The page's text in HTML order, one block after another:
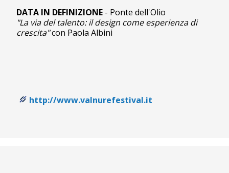
DATA IN DEFINIZIONE - Ponte dell'Olio
"La via del talento: il design come esperienza di
crescita"con Paola Albini
http://www.valnurefestival.it